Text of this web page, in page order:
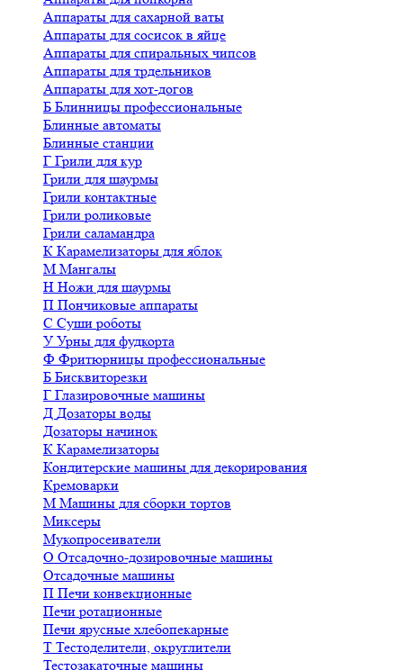
Аппараты для сахарной ваты
Аппараты для сосисок в яйце
Аппараты для спиральных чипсов
Аппараты для трдельников
Аппараты для хот-догов
Б Блинницы профессиональные
Блинные автоматы
Блинные станции
Г Грили для кур
Грили для шаурмы
Грили контактные
Грили роликовые
Грили саламандра
К Карамелизаторы для яблок
М Мангалы
Н Ножи для шаурмы
П Пончиковые аппараты
С Суши роботы
У Урны для фудкорта
Ф Фритюрницы профессиональные
Б Бисквиторезки
Г Глазировочные машины
Д Дозаторы воды
Дозаторы начинок
К Карамелизаторы
Кондитерские машины для декорирования
Кремоварки
М Машины для сборки тортов
Миксеры
Мукопросеиватели
О Отсадочно-дозировочные машины
Отсадочные машины
П Печи конвекционные
Печи ротационные
Печи ярусные хлебопекарные
Т Тестоделители, округлители
Тестозакаточные машины